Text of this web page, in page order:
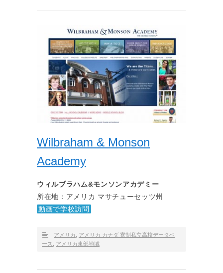
Wilbraham & Monson
Academy
ウィルブラハム&モンソンアカデミー
所在地：アメリカ マサチューセッツ州
動画で学校訪問
アメリカ
アメリカ カナダ 寮制私立高校データベ
ース
アメリカ東部地域